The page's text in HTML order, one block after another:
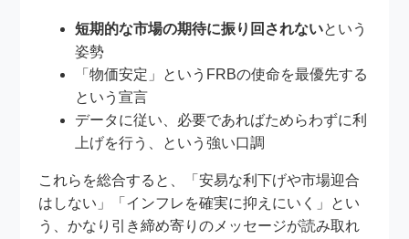
短期的な市場の期待に振り回されないという
姿勢
「物価安定」というFRBの使命を最優先する
という宣言
データに従い、必要であればためらわずに利
上げを行う、という強い口調
これらを総合すると、「安易な利下げや市場迎合
はしない」「インフレを確実に抑えにいく」とい
う、かなり引き締め寄りのメッセージが読み取れ